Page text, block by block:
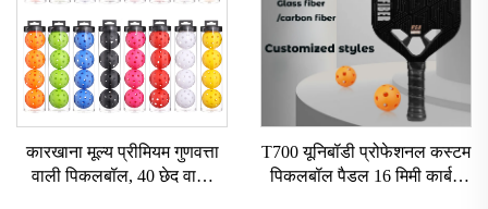
कारखाना मूल्य प्रीमियम गुणवत्ता
वाली पिकलबॉल, 40 छेद वाली
T700 यूनिबॉडी प्रोफेशनल कस्टम
पिकलबॉल पैडल 16 मिमी कार्बन